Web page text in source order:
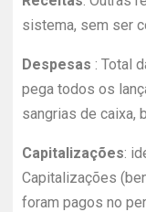
sistema, sem ser
Despesas : Total
pega todos os
sangrias de caixa,
Capitalizações:
Capitalizações
foram pagos no